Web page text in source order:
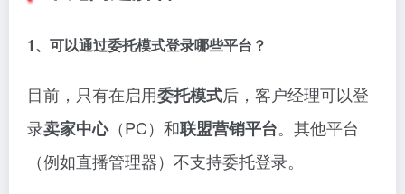
1、可以通过委托模式登录哪些平台？
目前，只有在启用委托模式后，客户经理可以登
录卖家中心（PC）和联盟营销平台。其他平台
（例如直播管理器）不支持委托登录。